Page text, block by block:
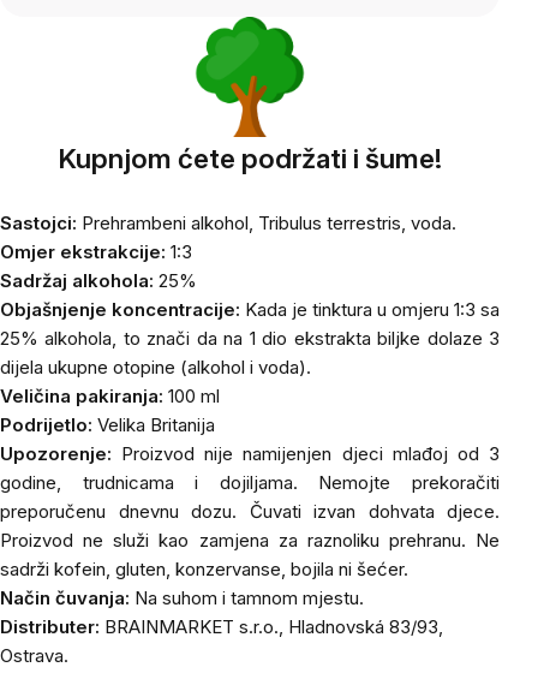
Kupnjom ćete podržati i šume!
Sastojci: Prehrambeni alkohol, Tribulus terrestris , voda.
Omjer ekstrakcije: 1:3
Sadržaj alkohola: 25%
Objašnjenje koncentracije: Kada je tinktura u omjeru 1:3 sa
25% alkohola, to znači da na 1 dio ekstrakta biljke dolaze 3
dijela ukupne otopine (alkohol i voda).
Veličina pakiranja: 100 ml
Podrijetlo: Velika Britanija
Upozorenje: Proizvod nije namijenjen djeci mlađoj od 3
godine, trudnicama i dojiljama. Nemojte prekoračiti
preporučenu dnevnu dozu. Čuvati izvan dohvata djece.
Proizvod ne služi kao zamjena za raznoliku prehranu. Ne
sadrži kofein, gluten, konzervanse, bojila ni šećer.
Način čuvanja: Na suhom i tamnom mjestu.
Distributer: BRAINMARKET s.r.o., Hladnovská 83/93,
Ostrava.